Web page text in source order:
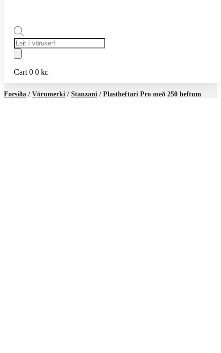
Products
search
Cart 0 0 kr.
Forsíða / Vörumerki / Stanzani / Plastheftari Pro með 250 heftum